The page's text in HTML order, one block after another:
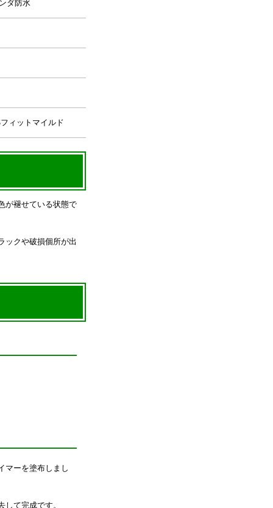
ダ防水
ィットマイルド
が褪せている状態で
ックや破損個所が出
マーを塗布しまし
して完成です。